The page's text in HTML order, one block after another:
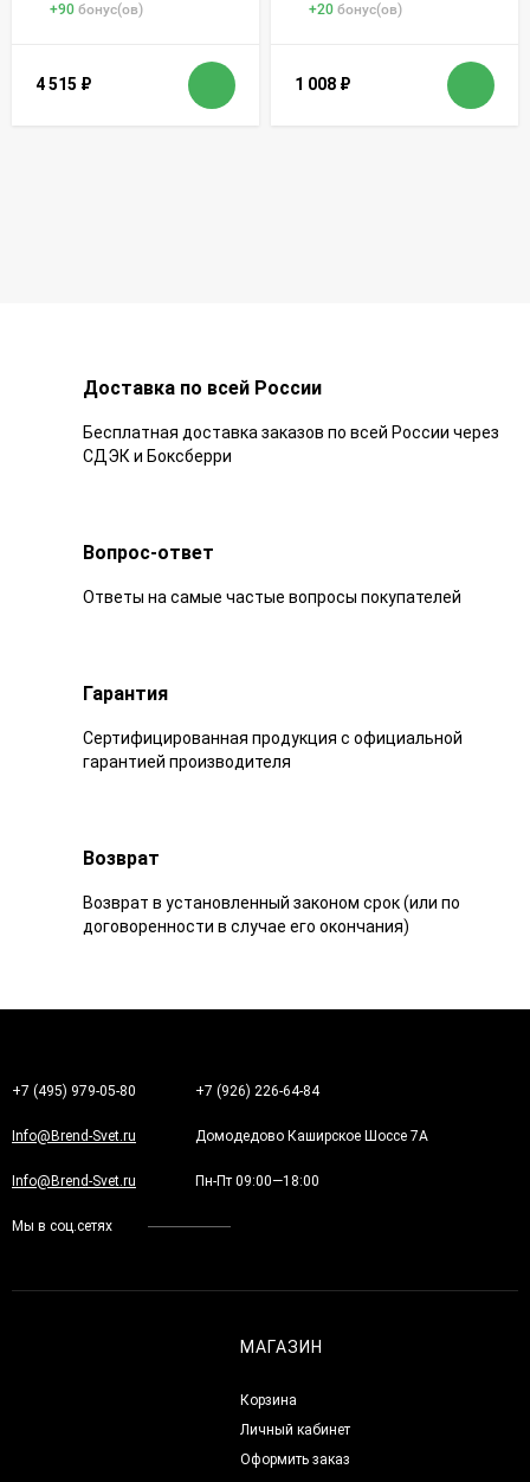
+90 бонус(ов)
4 515 ₽
+20 бонус(ов)
1 008 ₽
Доставка по всей России
Бесплатная доставка заказов по всей России через
СДЭК и Боксберри
Вопрос-ответ
Ответы на самые частые вопросы покупателей
Гарантия
Сертифицированная продукция с официальной
гарантией производителя
Возврат
Возврат в установленный законом срок (или по
договоренности в случае его окончания)
+7 (495) 979-05-80 +7 (926) 226-64-84
Info@Brend-Svet.ru Домодедово Каширское Шоссе 7А
Info@Brend-Svet.ru Пн-Пт 09:00—18:00
Мы в соц.сетях
МАГАЗИН
Корзина
Личный кабинет
Оформить заказ